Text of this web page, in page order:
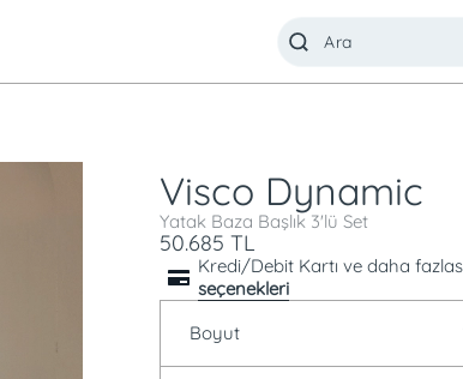
Visco Dynamic
Yatak Baza Başlık 3'lü Set
50.685 TL
Kredi/Debit Kartı ve daha
seçenekleri
Boyut